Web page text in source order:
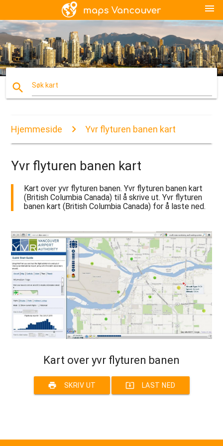
menu
search Søk kart
Hjemmeside Yvr flyturen banen kart
Yvr flyturen banen kart
Kart over yvr flyturen banen. Yvr flyturen banen kart
(British Columbia Canada) til å skrive ut. Yvr flyturen
banen kart (British Columbia Canada) for å laste ned.
Kart over yvr flyturen banen
print SKRIV UT system_update_alt LAST NED